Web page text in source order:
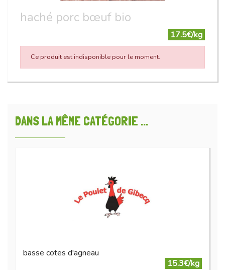
haché porc bœuf bio
17.5€/kg
Ce produit est indisponible pour le moment.
DANS LA MÊME CATÉGORIE ...
basse cotes d'agneau
15.3€/kg